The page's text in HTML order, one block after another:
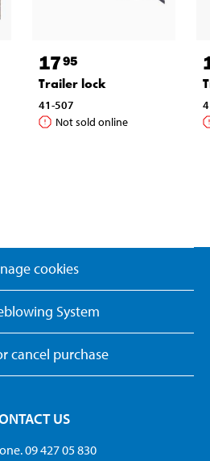
1795
Trailer lock
41-507
Not sold online
cookies
System
cancel purchase
US
09 427 05 830